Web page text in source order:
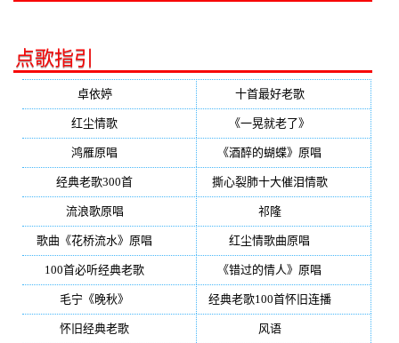
点歌指引
卓依婷(350) 十首最好老歌(300)
红尘情歌 《一晃就老了》
鸿雁原唱 《酒醉的蝴蝶》原唱
经典老歌300首 撕心裂肺十大催泪情歌(195)
流浪歌原唱 祁隆(188)
歌曲《花桥流水》原唱 红尘情歌曲原唱
100首必听经典老歌 《错过的情人》原唱
毛宁《晚秋》 经典老歌100首怀旧连播(134)
怀旧经典老歌 风语(132)